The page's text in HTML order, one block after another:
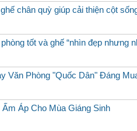
chân quỳ giúp cải thiện cột
tốt và ghế “nhìn đẹp nhưng
Văn Phòng "Quốc Dân" Đáng
Áp Cho Mùa Giáng Sinh